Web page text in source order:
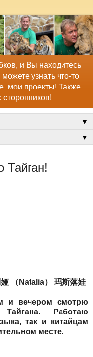
и Вы находитесь
узнать что-то
мои проекты! Также
▼
▼
Тайган!
（Natalia） 玛斯落娃
и вечером смотрю
Работаю
так и китайцам
месте.